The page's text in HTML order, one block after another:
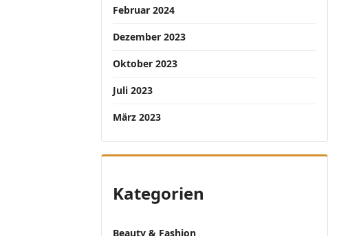
Februar 2024
Dezember 2023
Oktober 2023
Juli 2023
März 2023
Kategorien
Beauty & Fashion